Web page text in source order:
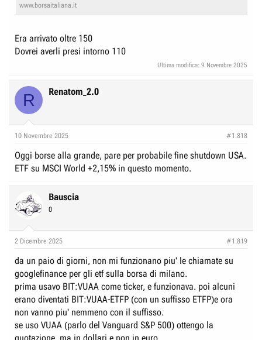
www.borsaitaliana.it
Era arrivato oltre 150
Dovrei averli presi intorno 110
Ultima modifica: 9 Novembre 2025
R Renatom_2.0
10 Novembre 2025 #1.818
Oggi borse alla grande, pare per probabile fine shutdown USA.
ETF su MSCI World +2,15% in questo momento.
Bauscia
0
2 Dicembre 2025 #1.819
da un paio di giorni, non mi funzionano piu' le chiamate su
googlefinance per gli etf sulla borsa di milano.
prima usavo BIT:VUAA come ticker, e funzionava. poi alcuni
erano diventati BIT:VUAA-ETFP (con un suffisso ETFP)e ora
non vanno piu' nemmeno con il suffisso.
se uso VUAA (parlo del Vanguard S&P 500) ottengo la